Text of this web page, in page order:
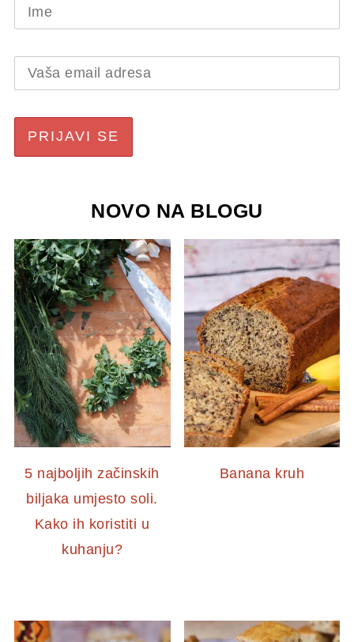
NOVO NA BLOGU
5 najboljih začinskih
biljaka umjesto soli.
Kako ih koristiti u
kuhanju?
Banana kruh